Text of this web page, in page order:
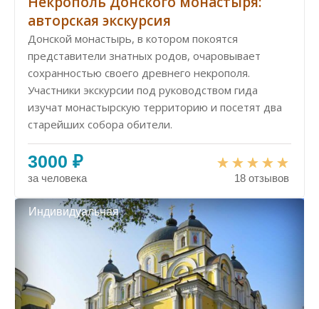
авторская экскурсия
Донской монастырь, в котором покоятся
представители знатных родов, очаровывает
сохранностью своего древнего некрополя.
Участники экскурсии под руководством гида
изучат монастырскую территорию и посетят два
старейших собора обители.
3000 ₽
за человека 18 отзывов
Индивидуальная